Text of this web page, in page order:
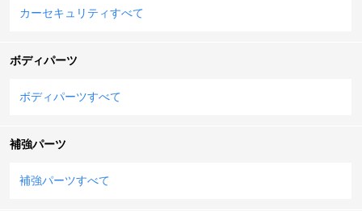
カーセキュリティすべて
ボディパーツ
ボディパーツすべて
補強パーツ
補強パーツすべて